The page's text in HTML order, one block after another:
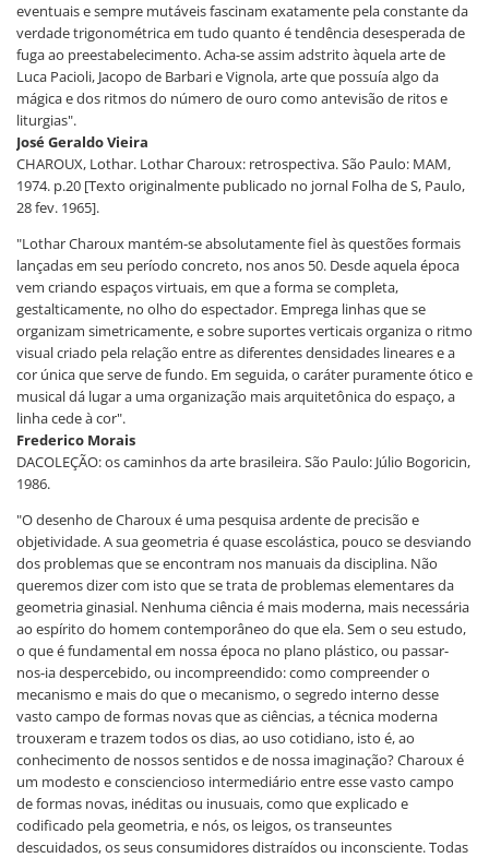
eventuais e sempre mutáveis fascinam exatamente pela constante da
verdade trigonométrica em tudo quanto é tendência desesperada de
fuga ao preestabelecimento. Acha-se assim adstrito àquela arte de
Luca Pacioli, Jacopo de Barbari e Vignola, arte que possuía algo da
mágica e dos ritmos do número de ouro como antevisão de ritos e
liturgias".
José Geraldo Vieira
CHAROUX, Lothar. Lothar Charoux: retrospectiva. São Paulo: MAM,
1974. p.20 [Texto originalmente publicado no jornal Folha de S, Paulo,
28 fev. 1965].
"Lothar Charoux mantém-se absolutamente fiel às questões formais
lançadas em seu período concreto, nos anos 50. Desde aquela época
vem criando espaços virtuais, em que a forma se completa,
gestalticamente, no olho do espectador. Emprega linhas que se
organizam simetricamente, e sobre suportes verticais organiza o ritmo
visual criado pela relação entre as diferentes densidades lineares e a
cor única que serve de fundo. Em seguida, o caráter puramente ótico e
musical dá lugar a uma organização mais arquitetônica do espaço, a
linha cede à cor".
Frederico Morais
DACOLEÇÃO: os caminhos da arte brasileira. São Paulo: Júlio Bogoricin,
1986.
"O desenho de Charoux é uma pesquisa ardente de precisão e
objetividade. A sua geometria é quase escolástica, pouco se desviando
dos problemas que se encontram nos manuais da disciplina. Não
queremos dizer com isto que se trata de problemas elementares da
geometria ginasial. Nenhuma ciência é mais moderna, mais necessária
ao espírito do homem contemporâneo do que ela. Sem o seu estudo,
o que é fundamental em nossa época no plano plástico, ou passar-
nos-ia despercebido, ou incompreendido: como compreender o
mecanismo e mais do que o mecanismo, o segredo interno desse
vasto campo de formas novas que as ciências, a técnica moderna
trouxeram e trazem todos os dias, ao uso cotidiano, isto é, ao
conhecimento de nossos sentidos e de nossa imaginação? Charoux é
um modesto e consciencioso intermediário entre esse vasto campo
de formas novas, inéditas ou inusuais, como que explicado e
codificado pela geometria, e nós, os leigos, os transeuntes
descuidados, os seus consumidores distraídos ou inconsciente. Todas